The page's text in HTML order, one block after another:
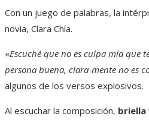
Con un juego de palabras, la
novia, Clara Chía.
«Escuché que no es culpa mía que
persona buena, clara-mente no es
algunos de los versos explosivos.
Al escuchar la composición, briella